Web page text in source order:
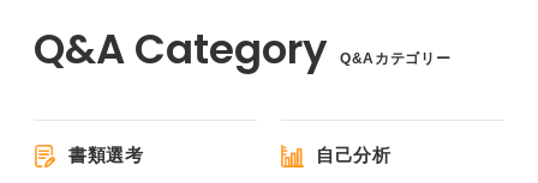
Q&Aカテゴリー
書類選考 自己分析